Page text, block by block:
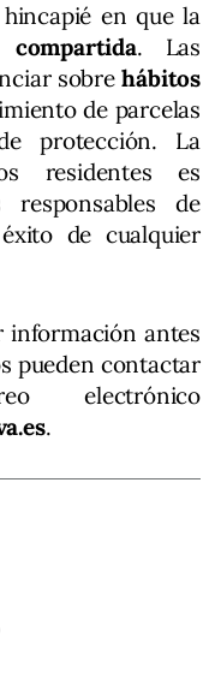
en que la
. Las
sobrehábitos
de parcelas
protección. La
residentes es
de
de cualquier
información antes
pueden contactar
electrónico
.